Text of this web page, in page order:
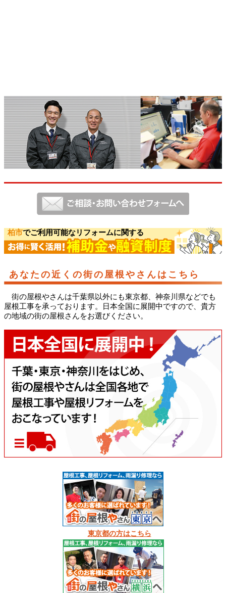
柏市でご利用可能なリフォームに関する
あなたの近くの街の屋根やさんはこちら
街の屋根やさんは千葉県以外にも東京都、神奈川県などでも
屋根工事を承っております。日本全国に展開中ですので、貴方
の地域の街の屋根さんをお選びください。
東京都の方はこちら